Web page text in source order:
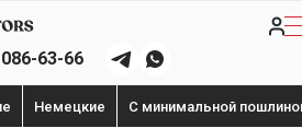
63-66
Немецкие С минимальной